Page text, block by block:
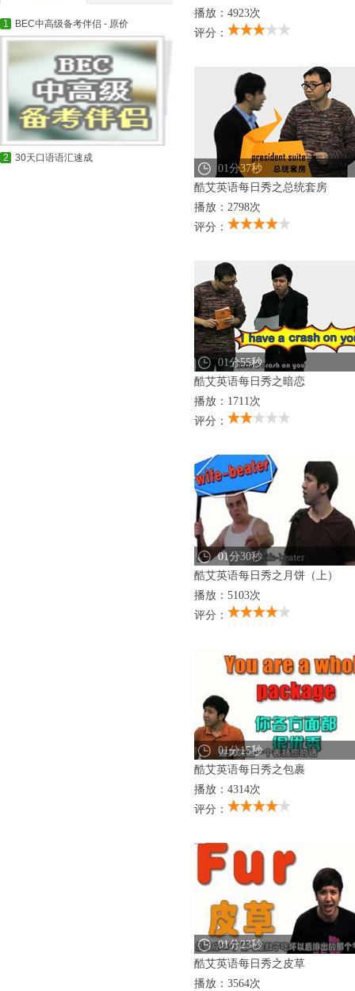
1 BEC中高级备考伴侣 - 原价
2 30天口语语汇速成
播放：4923次
评分：
01分37秒
酷艾英语每日秀之总统套房
播放：2798次
评分：
01分55秒
酷艾英语每日秀之暗恋
播放：1711次
评分：
01分30秒
酷艾英语每日秀之月饼（上）
播放：5103次
评分：
01分15秒
酷艾英语每日秀之包裹
播放：4314次
评分：
01分23秒
酷艾英语每日秀之皮草
播放：3564次